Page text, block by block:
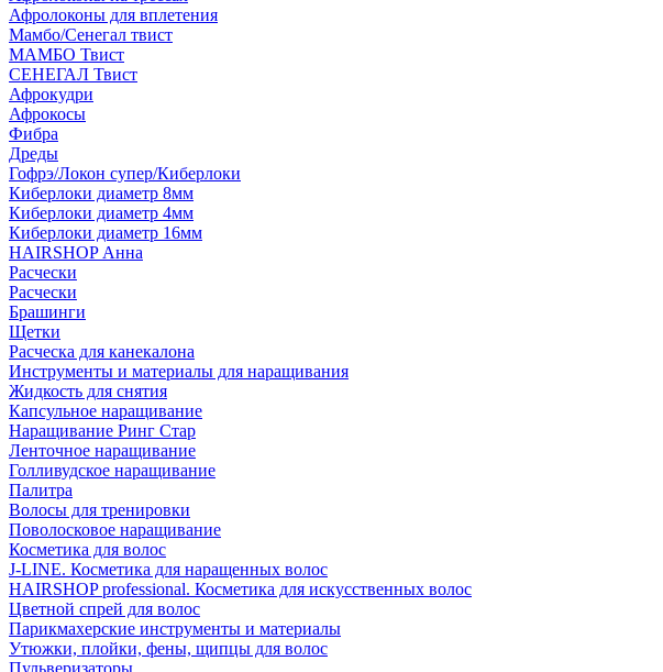
Афролоконы для вплетения
Мамбо/Сенегал твист
МАМБО Твист
СЕНЕГАЛ Твист
Афрокудри
Афрокосы
Фибра
Дреды
Гофрэ/Локон супер/Киберлоки
Киберлоки диаметр 8мм
Киберлоки диаметр 4мм
Киберлоки диаметр 16мм
HAIRSHOP Анна
Расчески
Расчески
Брашинги
Щетки
Расческа для канекалона
Инструменты и материалы для наращивания
Жидкость для снятия
Капсульное наращивание
Наращивание Ринг Стар
Ленточное наращивание
Голливудское наращивание
Палитра
Волосы для тренировки
Поволосковое наращивание
Косметика для волос
J-LINE. Косметика для наращенных волос
HAIRSHOP professional. Косметика для искусственных волос
Цветной спрей для волос
Парикмахерские инструменты и материалы
Утюжки, плойки, фены, щипцы для волос
Пульверизаторы